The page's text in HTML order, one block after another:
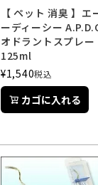
【 ペット 消臭 】エ
ーディーシー
オドラントスプレー
125ml
¥1,540税込
カゴに入れる